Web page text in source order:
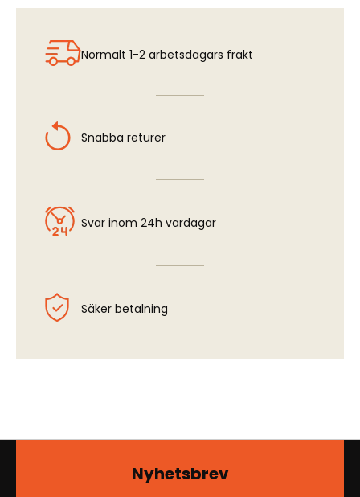
Normalt 1-2 arbetsdagars frakt
Snabba returer
Svar inom 24h vardagar
Säker betalning
Nyhetsbrev